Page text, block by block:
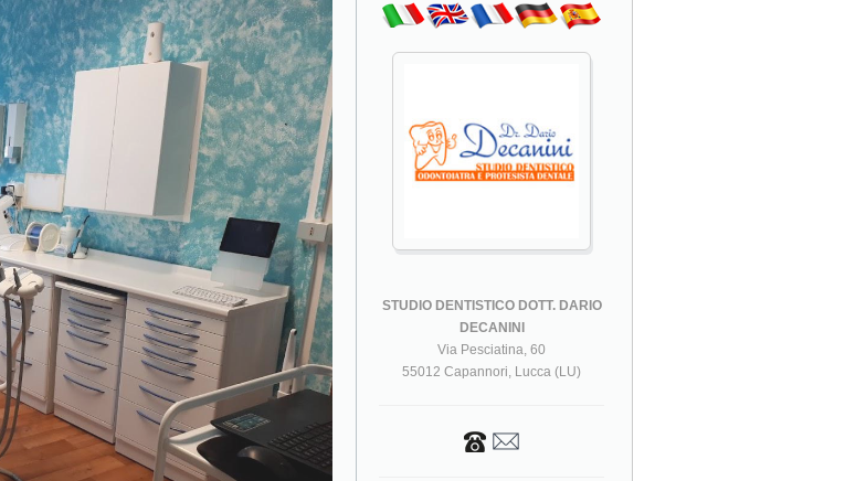
STUDIO DENTISTICO DOTT. DARIO
DECANINI
Via Pesciatina, 60
55012 Capannori, Lucca (LU)